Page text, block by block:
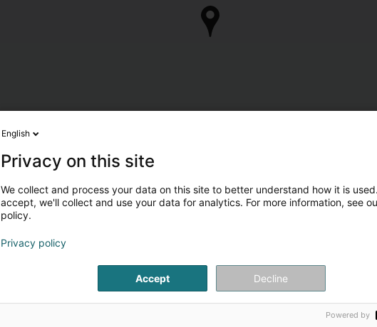
English
Privacy on this site
We collect and process your data on this site to better understand how it is
accept, we'll collect and use your data for analytics. For more information, see
policy.
Privacy policy
Accept Decline
Powered by